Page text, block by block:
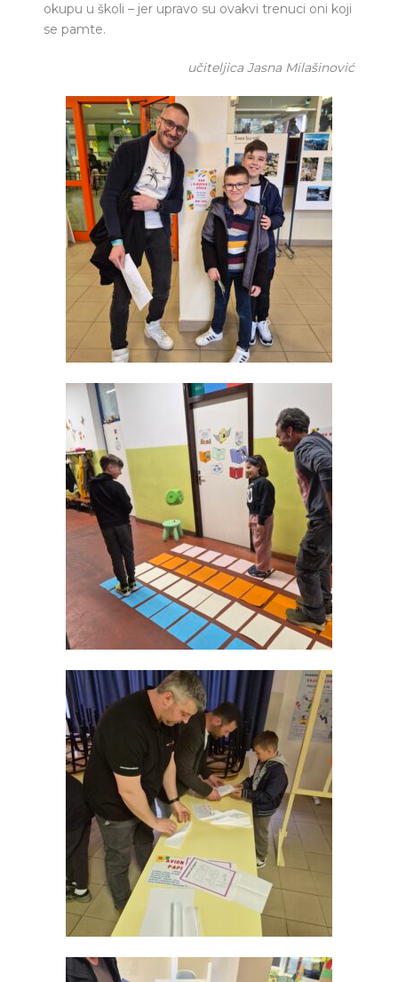
okupu u školi – jer upravo su ovakvi trenuci oni koji
se pamte.
učiteljica Jasna Milašinović